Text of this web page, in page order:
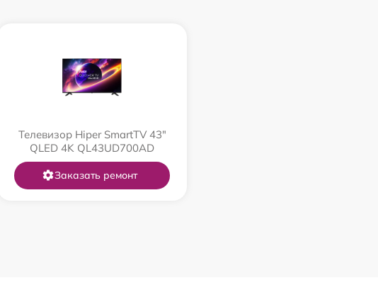
Телевизор Hiper SmartTV 43"
QLED 4K QL43UD700AD
Заказать ремонт